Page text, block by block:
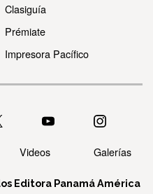
Clasiguía
Prémiate
Impresora Pacífico
Videos Galerías
Editora Panamá América